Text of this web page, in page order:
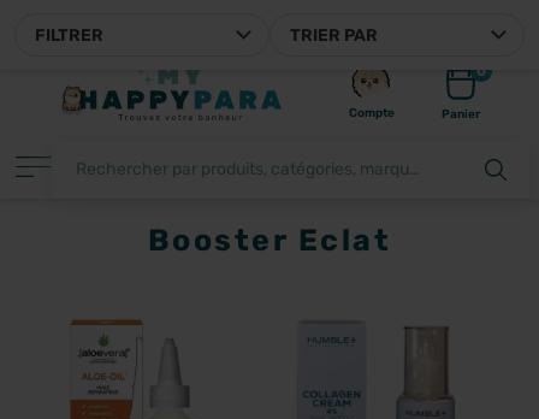
Compte
0
Panier
TRIER PAR
FILTRER
Booster Eclat